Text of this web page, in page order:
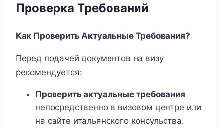
Проверка Требований
Как Проверить Актуальные Требования?
Перед подачей документов на визу
рекомендуется:
Проверить актуальные требования
непосредственно в визовом центре или
на сайте итальянского консульства.